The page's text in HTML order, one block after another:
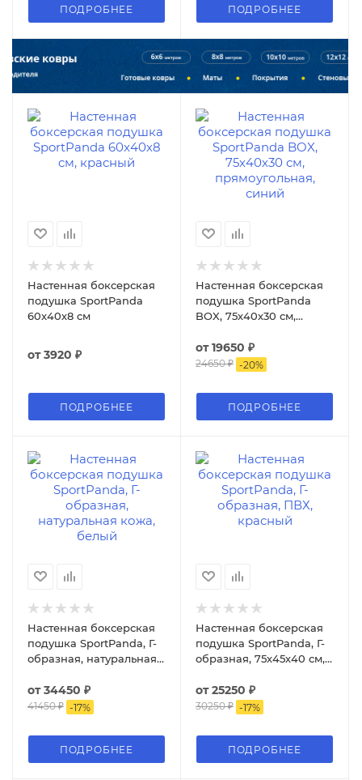
ПОДРОБНЕЕ ПОДРОБНЕЕ
Настенная боксерская
подушка SportPanda
60x40х8 cм
от3920 ₽
ПОДРОБНЕЕ
Настенная боксерская
подушка SportPanda
BOX, 75х40х30 см,
от19650 ₽
24650 ₽ -20%
ПОДРОБНЕЕ
Настенная боксерская
подушка SportPanda, Г-
образная, натуральная
от34450 ₽
41450 ₽ -17%
ПОДРОБНЕЕ
Настенная боксерская
подушка SportPanda, Г-
образная, 75х45х40 см,
от25250 ₽
30250 ₽ -17%
ПОДРОБНЕЕ